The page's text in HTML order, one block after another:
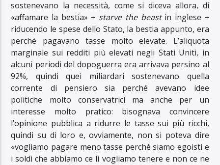
sostenevano la necessità, come si diceva allora, di
«affamare la bestia» − starve the beastin inglese −
riducendo le spese dello Stato, la bestia appunto, era
perché pagavano tasse molto elevate. L’aliquota
marginale sui redditi più elevati negli Stati Uniti, in
alcuni periodi del dopoguerra era arrivava persino al
92%, quindi quei miliardari sostenevano quella
corrente di pensiero sia perché avevano idee
politiche molto conservatrici ma anche per un
interesse molto pratico: bisognava convincere
l’opinione pubblica a ridurre le tasse sui più ricchi,
quindi su di loro e, ovviamente, non si poteva dire
«vogliamo pagare meno tasse perché siamo egoisti e
i soldi che abbiamo ce li vogliamo tenere e non ce ne